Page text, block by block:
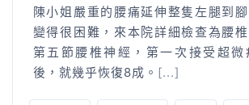
陳小姐嚴重的腰痛延伸整隻左腿到
變得很困難，來本院詳細檢查為腰
第五節腰椎神經，第一次接受超微
後，就幾乎恢復8成。 [...]